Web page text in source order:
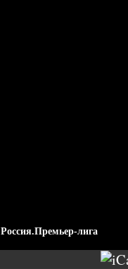
Россия.Премьер-лига